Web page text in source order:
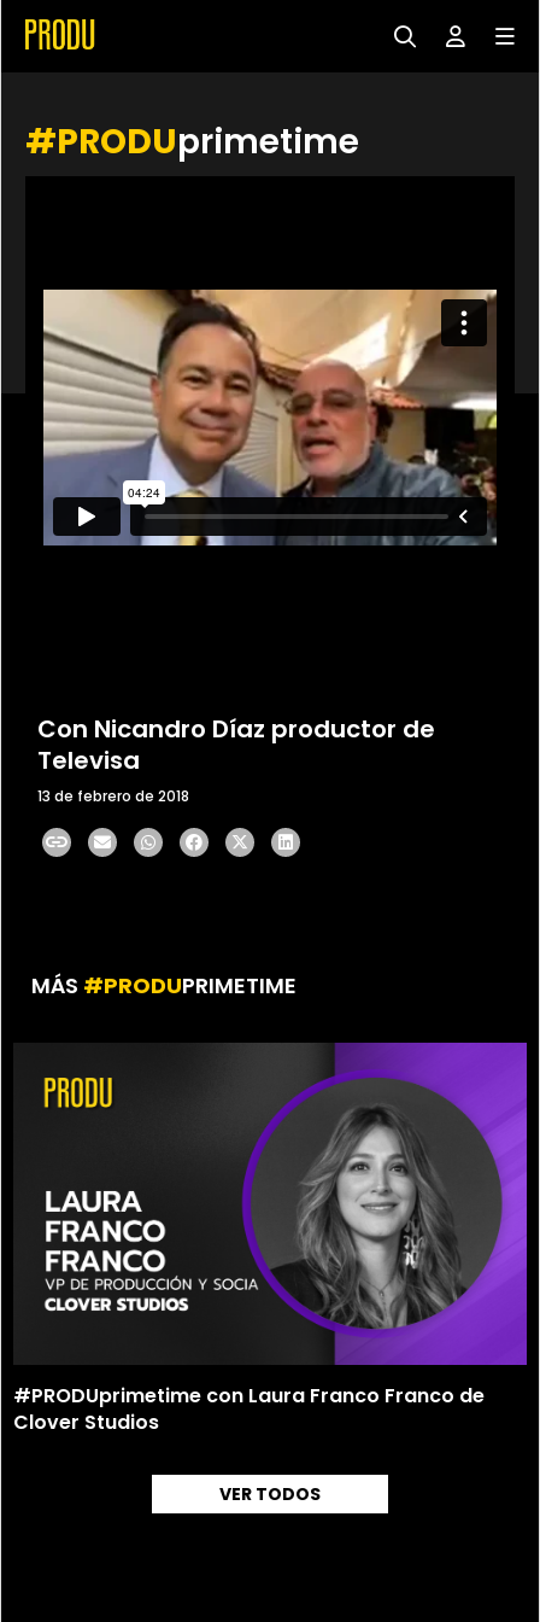
#PRODUprimetime
Con Nicandro Díaz productor de
Televisa
13 de febrero de 2018
MÁS #PRODUPRIMETIME
#PRODUprimetime con Laura Franco Franco de
Clover Studios
VER TODOS